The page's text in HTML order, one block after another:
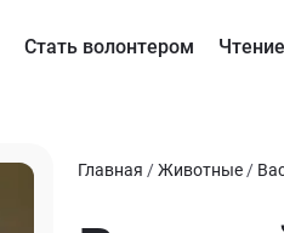
Стать волонтером Чтение
Главная /Животные /